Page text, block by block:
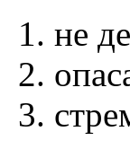
не